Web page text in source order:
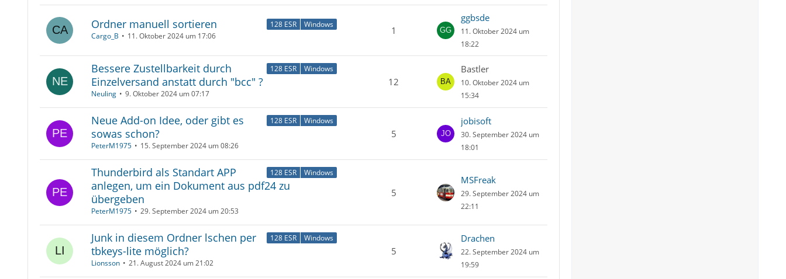
128 ESR Windows
Ordner manuell sortieren
Cargo_B 11. Oktober 2024 um 17:06 1
ggbsde
11. Oktober 2024 um
18:22
128 ESR Windows
Bessere Zustellbarkeit durch
Einzelversand anstatt durch "bcc" ?
Neuling 9. Oktober 2024 um 07:17
12
Bastler
10. Oktober 2024 um
15:34
128 ESR Windows
Neue Add-on Idee, oder gibt es
sowas schon?
PeterM1975 15. September 2024 um 08:26
5
jobisoft
30. September 2024 um
18:01
128 ESR Windows
Thunderbird als Standart APP
anlegen, um ein Dokument aus pdf24 zu
übergeben
PeterM1975 29. September 2024 um 20:53
5
MSFreak
29. September 2024 um
22:11
128 ESR Windows
Junk in diesem Ordner lschen per
tbkeys-lite möglich?
Lionsson 21. August 2024 um 21:02
5
Drachen
22. September 2024 um
19:59